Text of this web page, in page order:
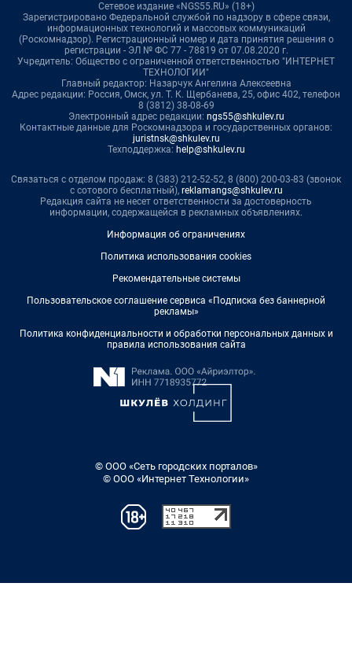
Сетевое издание «NGS55.RU» (18+)
Зарегистрировано Федеральной службой по надзору в сфере связи,
информационных технологий и массовых коммуникаций
(Роскомнадзор). Регистрационный номер и дата принятия решения о
регистрации - ЭЛ № ФС 77 - 78819 от 07.08.2020 г.
Учредитель: Общество с ограниченной ответственностью "ИНТЕРНЕТ
ТЕХНОЛОГИИ"
Главный редактор: Назарчук Ангелина Алексеевна
Адрес редакции: Россия, Омск, ул. Т. К. Щербанева, 25, офис 402, телефон
8 (3812) 38-08-69
Электронный адрес редакции: ngs55@shkulev.ru
Контактные данные для Роскомнадзора и государственных органов:
juristnsk@shkulev.ru
Техподдержка: help@shkulev.ru
Связаться с отделом продаж: 8 (383) 212-52-52, 8 (800) 200-03-83 (звонок
с сотового бесплатный), reklamangs@shkulev.ru
Редакция сайта не несет ответственности за достоверность
информации, содержащейся в рекламных объявлениях.
Информация об ограничениях
Политика использования cookies
Рекомендательные системы
Пользовательское соглашение сервиса «Подписка без баннерной
рекламы»
Политика конфиденциальности и обработки персональных данных и
правила использования сайта
© ООО «Сеть городских порталов»
© ООО «Интернет Технологии»